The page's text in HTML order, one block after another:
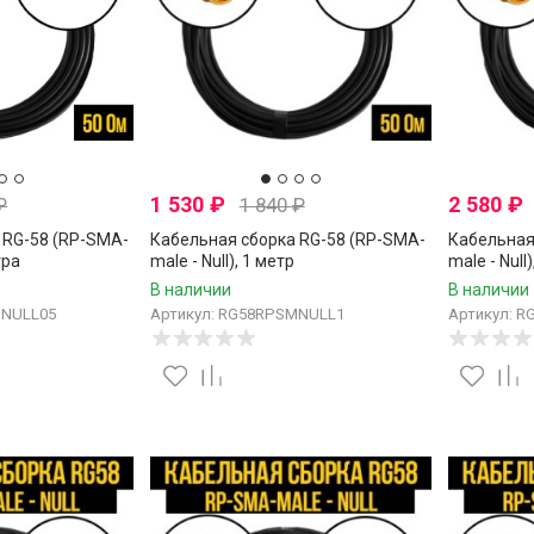
58 (RP-SMA-
1 530₽ 1 840₽
Кабельная сборка RG-58 (RP-SMA-
male - Null), 1 метр
В наличии
Артикул: RG58RPSMNULL1
2 580 ₽
male -
В наличии
Артикул: